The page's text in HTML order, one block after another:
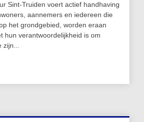
Sint-Truiden voert actief handhaving
aannemers en iedereen die
het grondgebied, worden eraan
hun verantwoordelijkheid is om